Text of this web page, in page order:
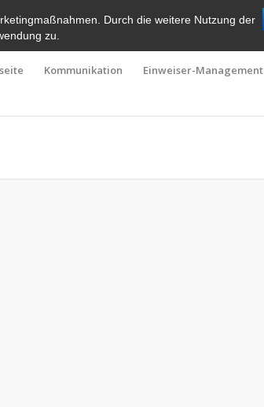
Durch die weitere Nutzung der
zu.
Kommunikation Einweiser-Management